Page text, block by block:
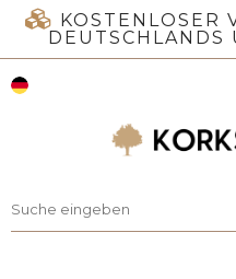
KOSTENLOSER
DEUTSCHLANDS